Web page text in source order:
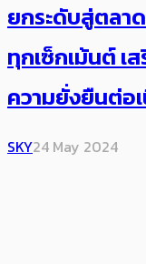
ยกระดับสู่ตลา
ทุกเซ็กเม้นต์ เ
ความยั่งยืนต่อ
SKY24 May 2024